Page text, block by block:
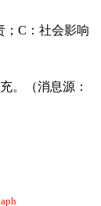
；C：社会影响
。（消息源：